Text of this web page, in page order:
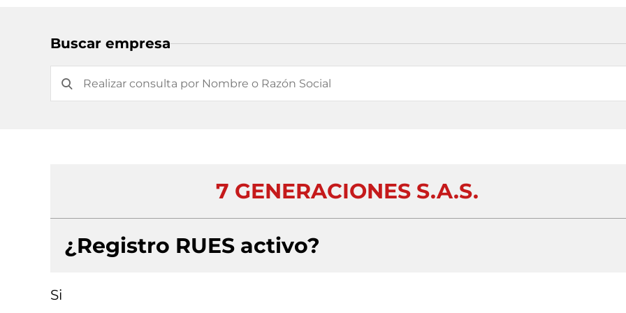
Buscar empresa
7 GENERACIONES S.A.S.
¿Registro RUES activo?
Si